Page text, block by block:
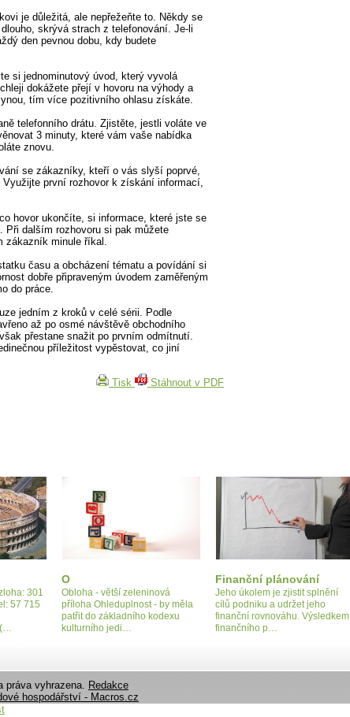
je důležitá, ale nepřežeňte to. Někdy se
skrývá strach z telefonování. Je-li
den pevnou dobu, kdy budete
si jednominutový úvod, který vyvolá
dokážete přejí v hovoru na výhody a
tím více pozitivního ohlasu získáte.
telefonního drátu. Zjistěte, jestli voláte ve
3 minuty, které vám vaše nabídka
znovu.
se zákazníky, kteří o vás slyší poprvé,
první rozhovor k získání informací,
hovor ukončíte, si informace, které jste se
Při dalším rozhovoru si pak můžete
minule říkal.
času a obcházení tématu a povídání si
dobře připraveným úvodem zaměřeným
do práce.
jedním z kroků v celé sérii. Podle
až po osmé návštěvě obchodního
přestane snažit po prvním odmítnutí.
příležitost vypěstovat, co jiní
Tisk Stáhnout v PDF
301
57 715
(…
O
Obloha - větší zeleninová
příloha Ohleduplnost - by měla
patřit do základního kodexu
kulturního jedi…
Finanční plánování
Jeho úkolem je zjistit splnění
cílů podniku a udržet jeho
finanční rovnováhu. Výsledkem
finančního p…
práva vyhrazena.
Redakce
hospodářství - Macros.cz